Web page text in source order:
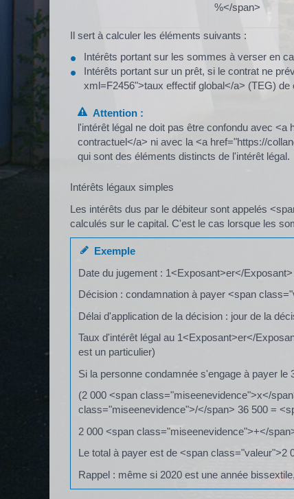
%</span>
Il sert à calculer les éléments suivants :
Intérêts portant sur les sommes à verser en
Intérêts portant sur un prêt, si le contrat ne
xml=F2456">taux effectif global</a> (TEG) de
Attention :
l'intérêt légal ne doit pas être confondu avec
contractuel</a> ni avec la <a href="https://
qui sont des éléments distincts de l'intérêt légal.
Intérêts légaux simples
Les intérêts dus par le débiteur sont appelés
calculés sur le capital. C'est le cas lorsque les
Exemple
Date du jugement : 1<Exposant>er</
Décision : condamnation à payer <span
Délai d'application de la décision : jour de la
Taux d'intérêt légal au 1<Exposant>er</
est un particulier)
Si la personne condamnée s'engage à payer le
(2 000 <span class="miseenevidence">x</
class="miseenevidence">/</span> 36 500 =
2 000 <span class="miseenevidence">+</
Le total à payer est de <span class="valeur">2
Rappel : même si 2020 est une année